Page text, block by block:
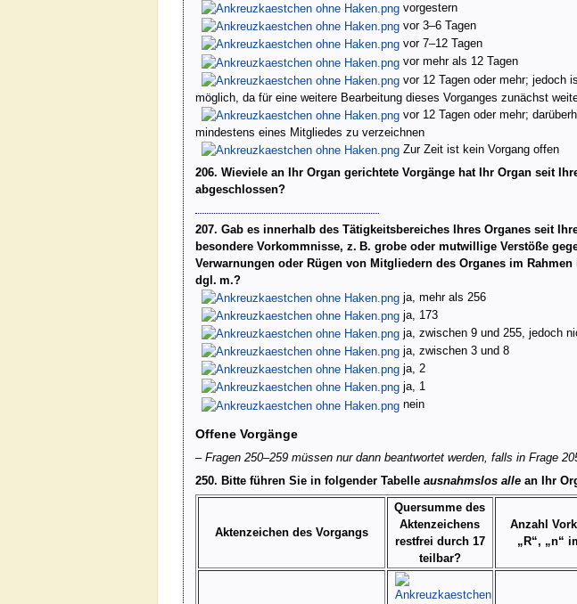
vorgestern
vor 3–6 Tagen
vor 7–12 Tagen
vor mehr als 12 Tagen
vor 12 Tagen oder mehr; jedoch
möglich, da für eine weitere Bearbeitung dieses Vorganges zunächst
vor 12 Tagen oder mehr;
mindestens eines Mitgliedes zu verzeichnen
Zur Zeit ist kein Vorgang offen
206. Wieviele an Ihr Organ gerichtete Vorgänge hat Ihr Organ seit
abgeschlossen?
207. Gab es innerhalb des Tätigkeitsbereiches Ihres Organes seit
besondere Vorkommnisse, z. B. grobe oder mutwillige Verstöße
Verwarnungen oder Rügen von Mitgliedern des Organes im
dgl. m.?
ja, mehr als 256
ja, 173
ja, zwischen 9 und 255, jedoch
ja, zwischen 3 und 8
ja, 2
ja, 1
nein
Offene Vorgänge
– Fragen 250–259 müssen nur dann beantwortet werden, falls in Frage
250. Bitte führen Sie in folgender Tabelle ausnahmslos allean Ihr
Aktenzeichen des Vorgangs
Quersumme des
Aktenzeichens
restfrei durch 17
teilbar?
Anzahl
„R“, „n“